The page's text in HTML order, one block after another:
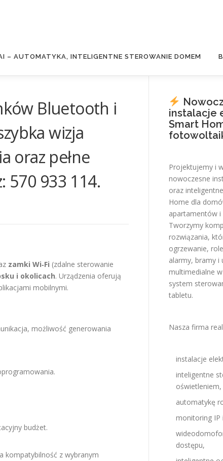
– AUTOMATYKA, INTELIGENTNE STEROWANIE DOMEM
Bluetooth i
wizja
oraz pełne
570 933 114.
zamki Wi‑Fi (zdalne sterowanie
i okolicach. Urządzenia oferują
mobilnymi.
możliwość generowania
budżet.
kompatybilność z wybranym
instalacje
Smart
Projektujemy i
nowoczesne
oraz
Home dla
apartamentów i
Tworzymy
rozwiązania,
ogrzewanie,
alarmy, bramy i
multimedialne
system
tabletu.
Nasza firma
instalacje
inteligentne
oświetleniem,
automatykę
monitoring IP
dostępu,